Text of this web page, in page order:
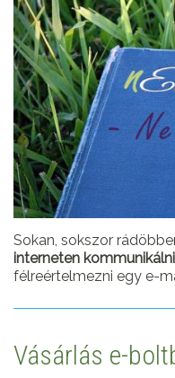
Sokan, sokszor
interneten kommunikálni
félreértelmezni egy e-
Vásárlás e-